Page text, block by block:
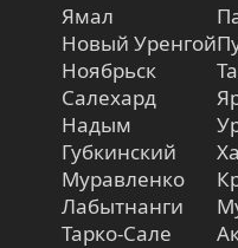
Ямал
Новый Уренгой
Ноябрьск
Салехард
Надым
Губкинский
Муравленко
Лабытнанги
Тарко-Сале